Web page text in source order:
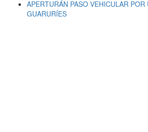
APERTURÁN PASO VEHICULAR POR
GUARURÍES